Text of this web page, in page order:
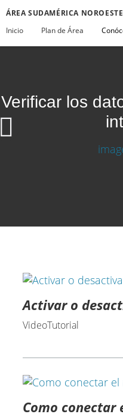
ÁREA SUDAMÉRICA NOROESTE
Inicio
Plan de Área
Verificar los
Activar o
VideoTutorial
Como conectar